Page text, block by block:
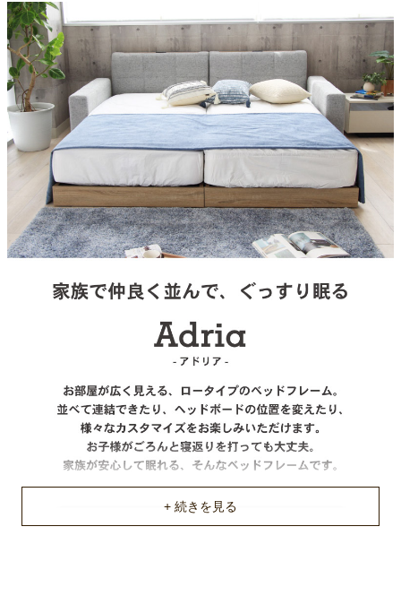
張地
ファブリック（ポリエステル100%）、ブラックのみPVC
詰物
ウレタンフォーム
フレーム、棚部
プリント粧繊維板
ヘッドボード
ハイタイプ（コンセント無）
布床板
注意事項
フットボードは固定。左右へ取り付け変更不可。
約100Kg
約102x86x18/201x16x12/102x62x18/99x96x10(cm)